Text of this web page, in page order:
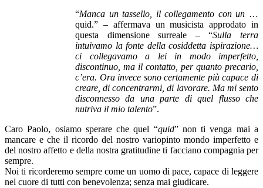
“Manca un tassello, il collegamento con un …
quid.” – affermava un musicista approdato in
questa dimensione surreale – “Sulla terra
intuivamo la fonte della cosiddetta ispirazione…
ci collegavamo a lei in modo imperfetto,
discontinuo, ma il contatto, per quanto precario,
c’era. Ora invece sono certamente più capace di
creare, di concentrarmi, di lavorare. Ma mi sento
disconnesso da una parte di quel flusso che
nutriva il mio talento”.
Caro Paolo, osiamo sperare che quel “quid” non ti venga mai a
mancare e che il ricordo del nostro variopinto mondo imperfetto e
del nostro affetto e della nostra gratitudine ti facciano compagnia per
sempre.
Noi ti ricorderemo sempre come un uomo di pace, capace di leggere
nel cuore di tutti con benevolenza; senza mai giudicare.